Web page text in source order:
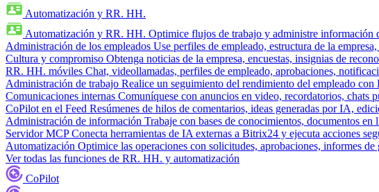
Automatización y RR. HH.
Automatización y RR. HH. Optimice flujos de trabajo y administre información
Administración de los empleados Use perfiles de empleado, estructura de la
Cultura y compromiso Obtenga noticias de la empresa, encuestas, insignias de
RR. HH. móviles Chat, videollamadas, perfiles de empleado, aprobaciones,
Administración de trabajo Realice un seguimiento del rendimiento del empleado
Comunicaciones internas Comuníquese con anuncios en video, recordatorios, chats
CoPilot en el Feed Resúmenes de hilos de comentarios, ideas generadas por IA,
Administración de información Trabaje con bases de conocimientos, documentos
Servidor MCP Conecta herramientas de IA externas a Bitrix24 y ejecuta acciones
Automatización Optimice las operaciones con solicitudes, aprobaciones, informes
Ver todas las funciones de RR. HH. y automatización
CoPilot